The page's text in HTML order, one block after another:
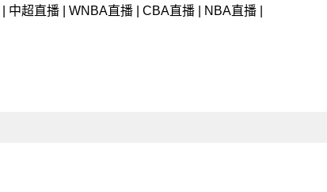
中超直播 WNBA直播 CBA直播 NBA直播